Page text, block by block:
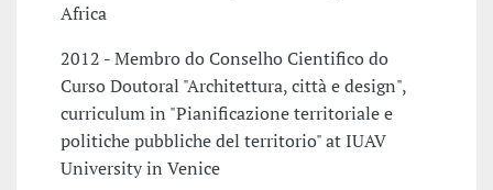
Africa
2012 - Membro do Conselho Cientifico do
Curso Doutoral "Architettura, città e design",
curriculum in "Pianificazione territoriale e
politiche pubbliche del territorio" at IUAV
University in Venice